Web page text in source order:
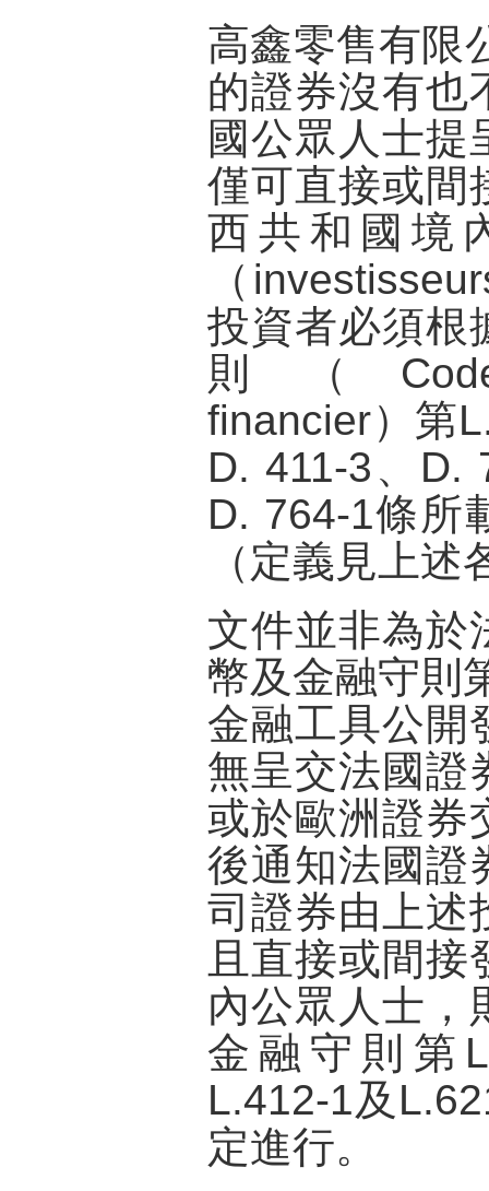
高鑫零售有限
的證券沒有也
國公眾人士提
僅可直接或間
西共和國境
（
投資者必須根
則（
financier）第
D. 411-3、D.
D. 764-1條所
（定義見上
文件並非為於
幣及金融守則
金融工具公開
無呈交法國證
或於歐洲證券
後通知法國證
司證券由上述
且直接或間
內公眾人士，
金融守則第
L.412-1及
定進行。